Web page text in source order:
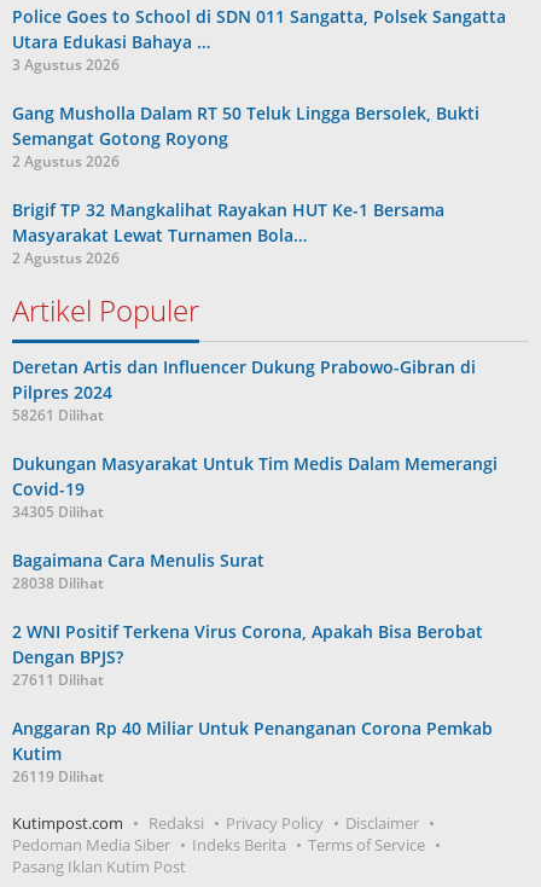
Police Goes to School di SDN 011 Sangatta, Polsek Sangatta
Utara Edukasi Bahaya …
3 Agustus 2026
Gang Musholla Dalam RT 50 Teluk Lingga Bersolek, Bukti
Semangat Gotong Royong
2 Agustus 2026
Brigif TP 32 Mangkalihat Rayakan HUT Ke-1 Bersama
Masyarakat Lewat Turnamen Bola…
2 Agustus 2026
Artikel Populer
Deretan Artis dan Influencer Dukung Prabowo-Gibran di
Pilpres 2024
58261 Dilihat
Dukungan Masyarakat Untuk Tim Medis Dalam Memerangi
Covid-19
34305 Dilihat
Bagaimana Cara Menulis Surat
28038 Dilihat
2 WNI Positif Terkena Virus Corona, Apakah Bisa Berobat
Dengan BPJS?
27611 Dilihat
Anggaran Rp 40 Miliar Untuk Penanganan Corona Pemkab
Kutim
26119 Dilihat
Kutimpost.com Redaksi Privacy Policy
Disclaimer
Pedoman Media Siber
Indeks Berita
Terms of Service
Pasang Iklan Kutim Post